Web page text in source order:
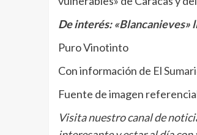
De interés:«Blancanieves»
Puro Vinotinto
Con información de El
Fuente de imagen
Visita nuestro canal de